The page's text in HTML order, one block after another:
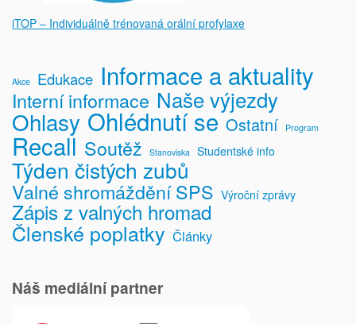
iTOP – Individuálně trénovaná orální profylaxe
Akce Edukace Informace a aktuality
Interní informace Naše výjezdy
Ohlasy Ohlédnutí se Ostatní Program
Recall Soutěž Stanoviska Studentské info
Týden čistých zubů
Valné shromáždění SPS Výroční zprávy
Zápis z valných hromad
Členské poplatky Články
Náš mediální partner